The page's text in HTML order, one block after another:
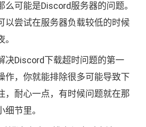
么可能是Discord服务器的问题。
以尝试在服务器负载较低的时候
决Discord下载超时问题的第一
作，你就能排除很多可能导致下
，耐心一点，有时候问题就在那
节里。